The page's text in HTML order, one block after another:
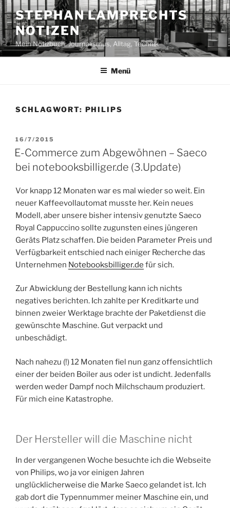
Zum
Inhalt
springen
STEPHAN LAMPRECHTS
NOTIZEN
Mein Notizbuch: Journalismus, Alltag, Technik
Menü
SCHLAGWORT: PHILIPS
VERÖFFENTLICHT
AM
16/7/2015
E-Commerce zum Abgewöhnen – Saeco
bei notebooksbilliger.de (3.Update)
Vor knapp 12 Monaten war es mal wieder so weit. Ein
neuer Kaffeevollautomat musste her. Kein neues
Modell, aber unsere bisher intensiv genutzte Saeco
Royal Cappuccino sollte zugunsten eines jüngeren
Geräts Platz schaffen. Die beiden Parameter Preis und
Verfügbarkeit entschied nach einiger Recherche das
Unternehmen Notebooksbilliger.de für sich.
Zur Abwicklung der Bestellung kann ich nichts
negatives berichten. Ich zahlte per Kreditkarte und
binnen zweier Werktage brachte der Paketdienst die
gewünschte Maschine. Gut verpackt und
unbeschädigt.
Nach nahezu (!) 12 Monaten fiel nun ganz offensichtlich
einer der beiden Boiler aus oder ist undicht. Jedenfalls
werden weder Dampf noch Milchschaum produziert.
Für mich eine Katastrophe.
Der Hersteller will die Maschine nicht
In der vergangenen Woche besuchte ich die Webseite
von Philips, wo ja vor einigen Jahren
unglücklicherweise die Marke Saeco gelandet ist. Ich
gab dort die Typennummer meiner Maschine ein, und